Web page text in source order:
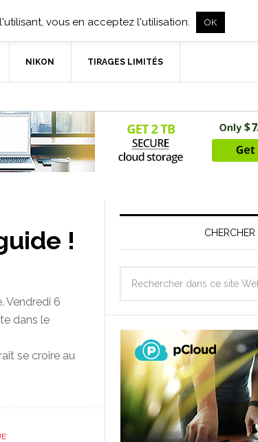
NIKON TIRAGES LIMITÉS
!
Vendredi 6
dans le
se croire au
CHERCHER
vous en acceptez l'utilisation. OK